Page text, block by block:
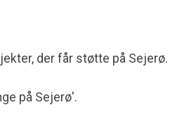
der får støtte på Sejerø.
på Sejerø'.